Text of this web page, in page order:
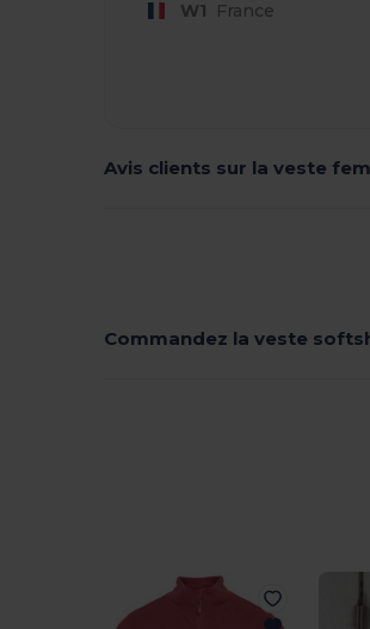
W1 France
Avis clients sur la veste
Commandez la veste